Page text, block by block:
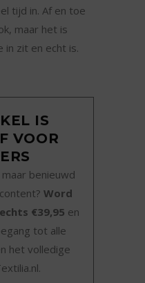
tijd in. Af en toe
maar het is
in zit en echt is.
IS
VOOR
benieuwd
Word
€39,95 en
tot alle
het volledige